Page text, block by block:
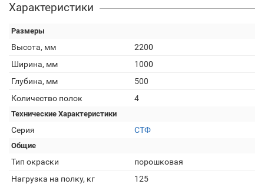
Характеристики
Размеры
Высота, мм
2200
Ширина, мм
1000
Глубина, мм
500
Количество полок
4
Технические Характеристики
Серия СТФ
Общие
Тип окраски
порошковая
Нагрузка на полку, кг
125